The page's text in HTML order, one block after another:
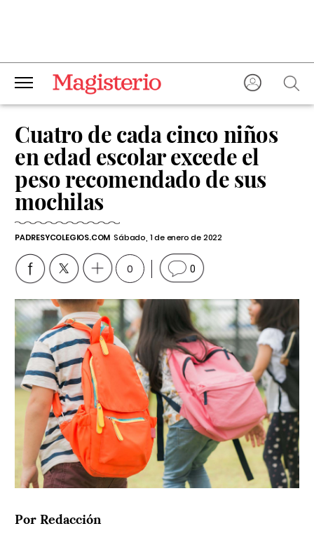
Cuatro de cada cinco niños
en edad escolar excede el
peso recomendado de sus
mochilas
PADRESYCOLEGIOS.COM Sábado, 1 de enero de 2022
0 0
Por Redacción